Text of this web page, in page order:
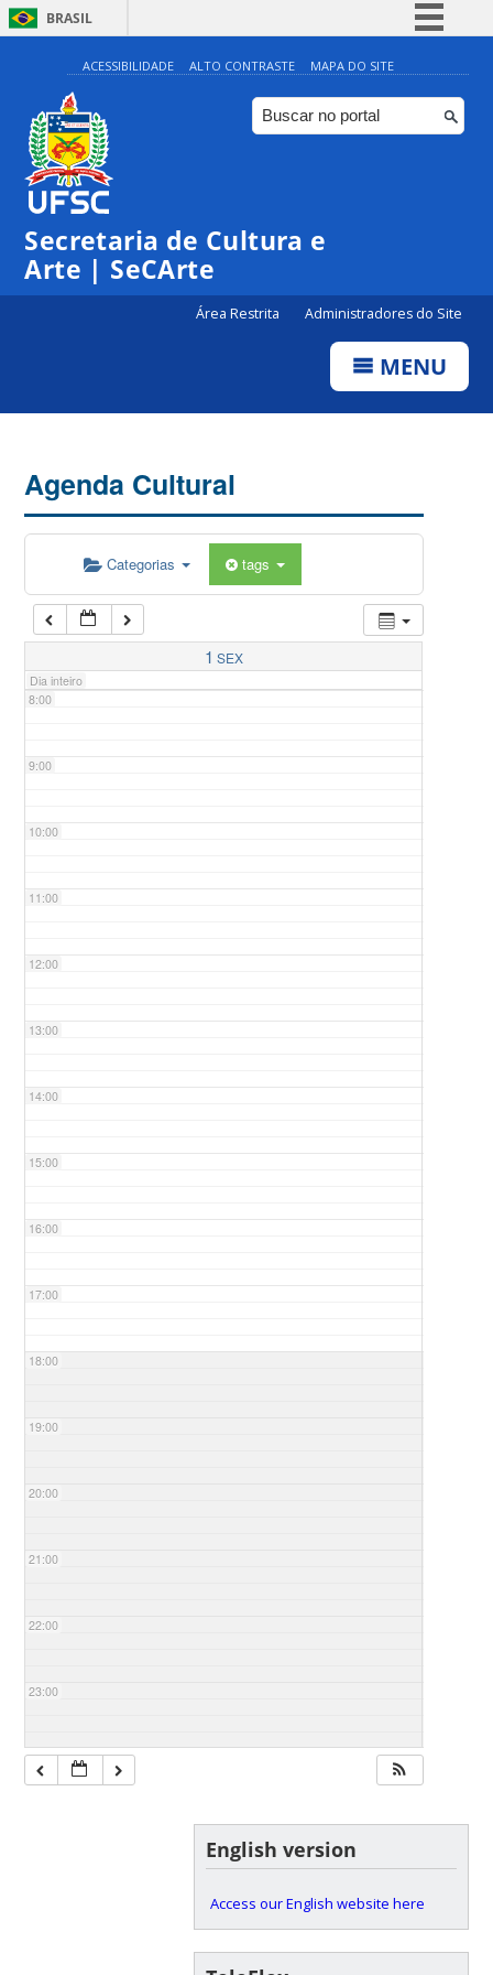
BRASIL
Simplifique!
Comunica BR
Participe
ACESSIBILIDADE ALTO CONTRASTE MAPA DO SITE
Secretaria de Cultura e
Arte | SeCArte
Área Restrita Administradores do Site
MENU
Agenda Cultural
Categorias tags
1 SEX
Dia inteiro
0:00
1:00
5:00
7:00
8:00
9:00
10:00
11:00
12:00
13:00
14:00
15:00
16:00
17:00
18:00
19:00
20:00
21:00
22:00
23:00
English version
Access our English website here